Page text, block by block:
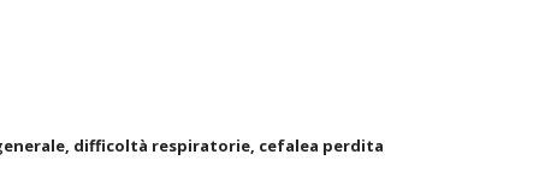
difficoltà respiratorie, cefalea perdita